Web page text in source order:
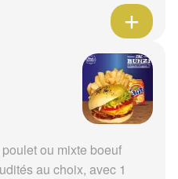
ou mixte boeuf
au choix, avec 1